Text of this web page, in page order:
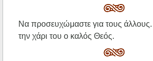
Να προσευχώμαστε για τους άλλους.
την χάρι του ο καλός Θεός.